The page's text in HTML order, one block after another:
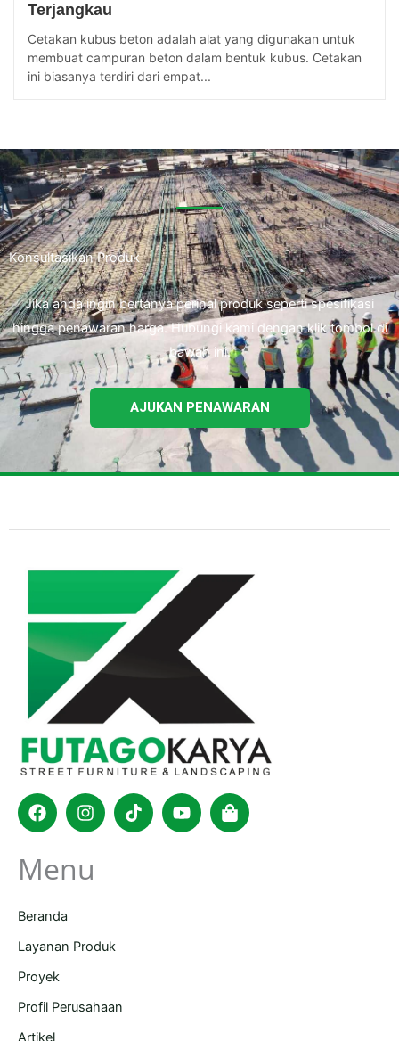
Terjangkau
Cetakan kubus beton adalah alat yang digunakan untuk
membuat campuran beton dalam bentuk kubus. Cetakan
ini biasanya terdiri dari empat...
Konsultasikan Produk
Jika anda ingin bertanya perihal produk seperti spesifikasi
hingga penawaran harga. Hubungi kami dengan klik tombol di
bawah ini.
AJUKAN PENAWARAN
FacebookInstagram
TiktokYoutubeShopping-
bag
Menu
Beranda
Layanan Produk
Proyek
Profil Perusahaan